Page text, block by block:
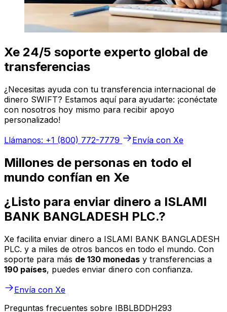
Xe 24/5 soporte experto global de
transferencias
¿Necesitas ayuda con tu transferencia internacional de
dinero SWIFT? Estamos aquí para ayudarte: ¡conéctate
con nosotros hoy mismo para recibir apoyo
personalizado!
Llámanos: +1 (800) 772-7779
Envía con Xe
Millones de personas en todo el
mundo confían en Xe
¿Listo para enviar dinero a ISLAMI
BANK BANGLADESH PLC.?
Xe facilita enviar dinero a ISLAMI BANK BANGLADESH
PLC. y a miles de otros bancos en todo el mundo. Con
soporte para más de 130 monedas y transferencias a
190 países, puedes enviar dinero con confianza.
Envía con Xe
Preguntas frecuentes sobre IBBLBDDH293